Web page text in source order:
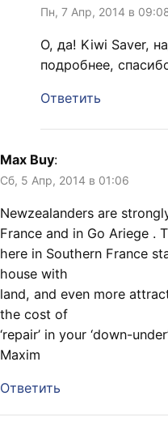
Пн, 7 Апр, 2014 в
О, да! Kiwi Saver,
подробнее,
Ответить
Max Buy:
Сб, 5 Апр, 2014 в 01:06
Newzealanders are
France and in Go Ariege .
here in Southern France
house with
land, and even more
the cost of
‘repair’ in your ‘down-
Maxim
Ответить